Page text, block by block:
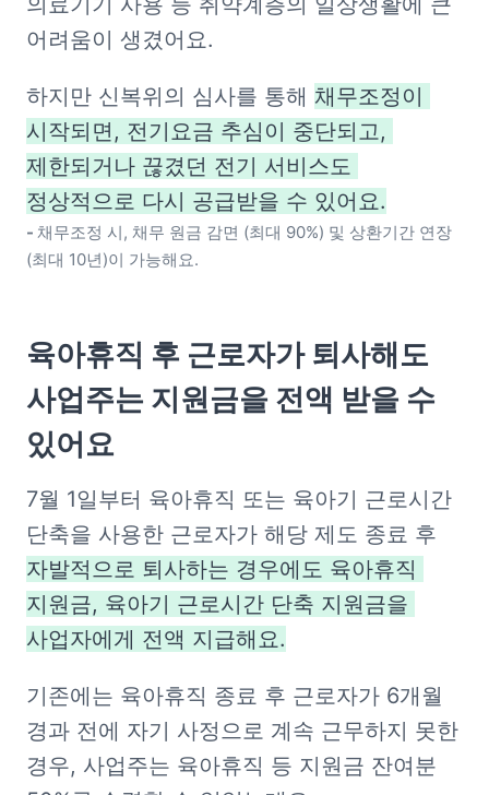
어려움이 생겼어요.
하지만 신복위의 심사를 통해 채무조정이
시작되면, 전기요금 추심이 중단되고,
제한되거나 끊겼던 전기 서비스도
정상적으로 다시 공급받을 수 있어요.
- 채무조정 시, 채무 원금 감면 (최대 90%) 및 상환기간 연장
(최대 10년)이 가능해요.
육아휴직 후 근로자가 퇴사해도
사업주는 지원금을 전액 받을 수
있어요
7월 1일부터 육아휴직 또는 육아기 근로시간
자발적으로 퇴사하는 경우에도 육아휴직
지원금, 육아기 근로시간 단축 지원금을
사업자에게 전액 지급해요.
기존에는 육아휴직 종료 후 근로자가 6개월
경과 전에 자기 사정으로 계속 근무하지 못한
경우, 사업주는 육아휴직 등 지원금 잔여분